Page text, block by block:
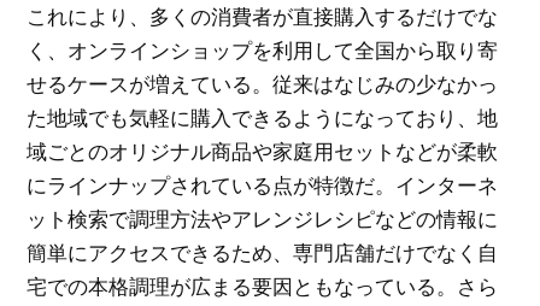
これにより、多くの消費者が直接購入するだけでな
く、オンラインショップを利用して全国から取り寄
せるケースが増えている。従来はなじみの少なかっ
た地域でも気軽に購入できるようになっており、地
域ごとのオリジナル商品や家庭用セットなどが柔軟
にラインナップされている点が特徴だ。インターネ
ット検索で調理方法やアレンジレシピなどの情報に
簡単にアクセスできるため、専門店舗だけでなく自
宅での本格調理が広まる要因ともなっている。さら